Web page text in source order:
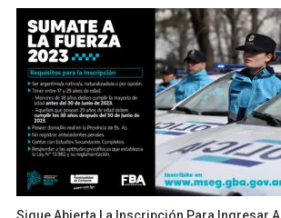
Sigue Abierta La Inscripción Para Ingresar